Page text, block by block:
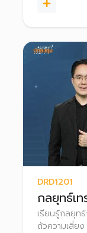
DRD1201
กลยุทธ์เ
เรียนรู้กลยุท
ถัวความเสี่ย